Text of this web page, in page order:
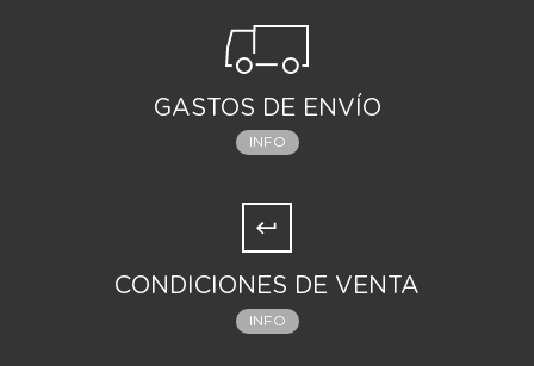
GASTOS DE ENVÍO
INFO
CONDICIONES DE VENTA
INFO